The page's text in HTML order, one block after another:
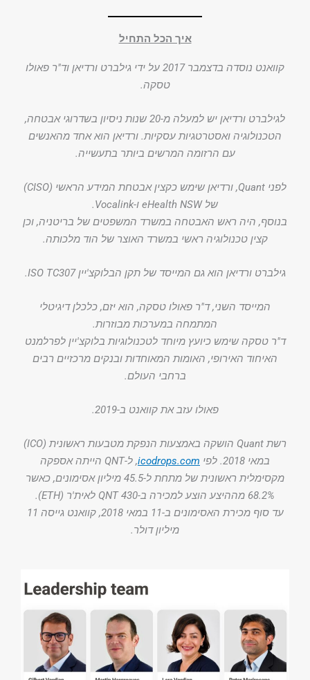
איך הכל התחיל
קוואנט נוסדה בדצמבר 2017 על ידי גילברט ורדיאן וד"ר פאולו
טסקה.
לגילברט ורדיאן יש למעלה מ-20 שנות ניסיון בשדרוגי אבטחה,
הטכנולוגיה ואסטרטגיות עסקיות. ורדיאן הוא אחד מהאנשים
עם הרזומה המרשים ביותר בתעשייה.
לפני Quant, ורדיאן שימש כקצין אבטחת המידע הראשי (CISO)
של eHealth NSW ו-Vocalink.
בנוסף, היה ראש האבטחה במשרד המשפטים של בריטניה, וכן
קצין טכנולוגיה ראשי במשרד האוצר של הוד מלכותה.
גילברט ורדיאן הוא גם המייסד של תקן הבלוקצ'יין ISO TC307.
המייסד השני, ד"ר פאולו טסקה, הוא יזם, כלכלן דיגיטלי
המתמחה במערכות מבוזרות.
ד"ר טסקה שימש כיועץ מיוחד לטכנולוגיות בלוקצ'יין לפרלמנט
האיחוד האירופי, האומות המאוחדות ובנקים מרכזיים רבים
ברחבי העולם.
פאולו עזב את קוואנט ב-2019.
רשת Quant הושקה באמצעות הנפקת מטבעות ראשונית (ICO)
במאי 2018. לפי
icodrops.com
, ל-QNT הייתה אספקה
מקסימלית ראשונית של מתחת ל-45.5 מיליון אסימונים, כאשר
68.2% מההיצע הוצע למכירה ב-430 QNT לאית'ר (ETH).
עד סוף מכירת האסימונים ב-11 במאי 2018, קוואנט גייסה 11
מיליון דולר.